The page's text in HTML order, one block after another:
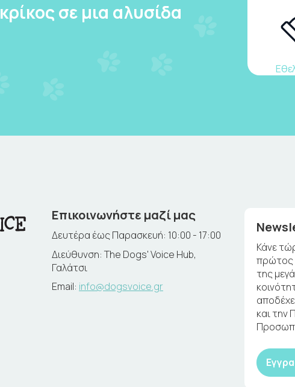
σε μια αλυσίδα
Επικοινωνήστε μαζί μας
Δευτέρα έως Παρασκευή: 10:00 - 17:00
Διεύθυνση: The Dogs' Voice Hub,
Γαλάτσι
Email: info@dogsvoice.gr
Κάνε
πρώτος
της
και την